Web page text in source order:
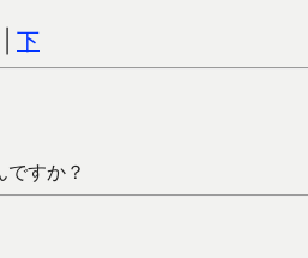
下
すか？